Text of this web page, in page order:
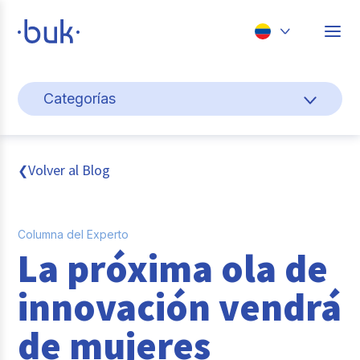
Perú
Categorías
Cultura y bienestar laboral
Gestión de personas
Pago de nómina
Buk
Transformación digital
Tendencias y Data
❮Volver al Blog
Columna del Experto
La próxima ola de
innovación vendrá
de mujeres